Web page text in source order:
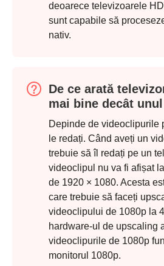
deoarece televizoarele
sunt capabile să
nativ.
De ce arată
mai bine decât
Depinde de videoclipurile
le redați. Când aveți un
trebuie să îl redați pe un
videoclipul nu va fi afișat
de 1920 × 1080. Acesta
care trebuie să faceți
videoclipului de 1080p la
hardware-ul de upscaling
videoclipurile de 1080p
monitorul 1080p.